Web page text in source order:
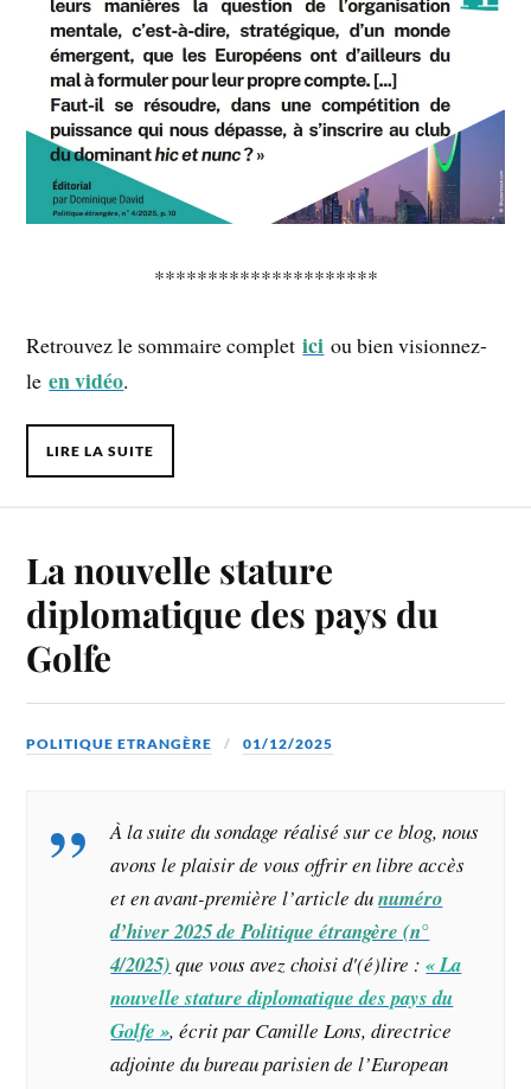
*********************
Retrouvez le sommaire completici ou bien visionnez-
leen vidéo.
LIRE LA SUITE
La nouvelle stature
diplomatique des pays du
Golfe
POLITIQUE ETRANGÈRE 01/12/2025
À la suite du sondage réalisé sur ce blog, nous
avons le plaisir de vous offrir en libre accès
et en avant-première l’article dunuméro
d’hiver 2025 dePolitique étrangère (n°
4/2025) que vous avez choisi d'(é)lire :« La
nouvelle stature diplomatique des pays du
Golfe », écrit par Camille Lons, directrice
adjointe du bureau parisien de l’European